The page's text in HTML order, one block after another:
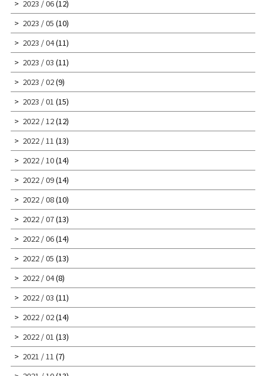
2023 / 06(12)
2023 / 05 (10)
2023 / 04(11)
2023 / 03 (11)
2023 / 02(9)
2023 / 01 (15)
2022 / 12(12)
2022 / 11 (13)
2022 / 10(14)
2022 / 09(14)
2022 / 08(10)
2022 / 07(13)
2022 / 06(14)
2022 / 05 (13)
2022 / 04(8)
2022 / 03 (11)
2022 / 02(14)
2022 / 01 (13)
2021 / 11 (7)